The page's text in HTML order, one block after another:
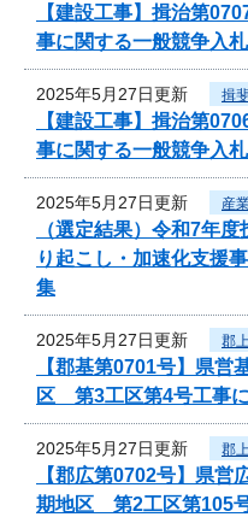
【建設工事】揖治第
事に関する一般競争入
2025年5月27日更新 揖
【建設工事】揖治第
事に関する一般競争入
2025年5月27日更新 産
（選定結果）令和7年
り起こし・加速化支援
集
2025年5月27日更新 郡
【郡基第0701号】県
区 第3工区第4号工事
2025年5月27日更新 郡
【郡広第0702号】県
期地区 第2工区第105